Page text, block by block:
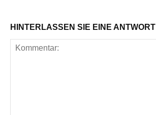
HINTERLASSEN SIE EINE ANTWORT